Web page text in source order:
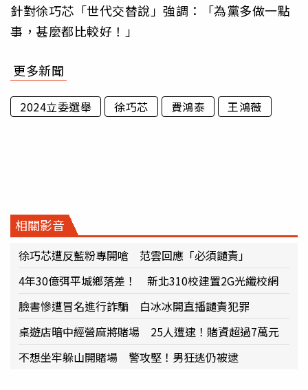
針對徐巧芯「世代交替說」強調：「為黨多做一點
事，甚麼都比較好！」
更多新聞
2024立委選舉 徐巧芯 費鴻泰 王鴻薇
相關影音
徐巧芯遭反藍粉專開嗆 范雲回應「必須譴責」
4年30億弭平城鄉落差！ 新北310校建置2G光纖校網
臉書慘遭冒名進行詐騙 白冰冰開直播譴責犯罪
桌遊店暗中經營麻將賭場 25人遭逮！賭資超過7萬元
不想坐牢躲山開賭場 警攻堅！男狂逃仍被逮